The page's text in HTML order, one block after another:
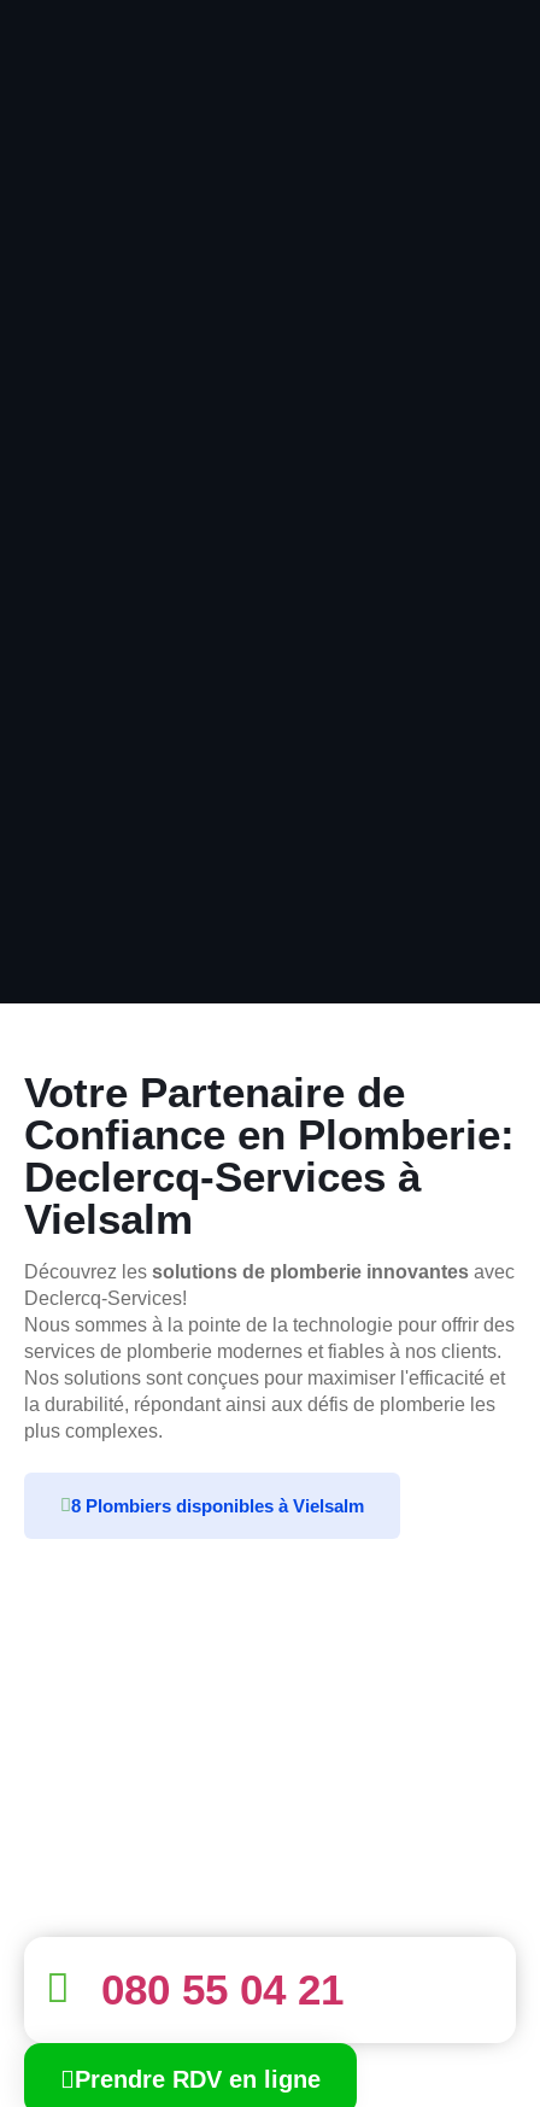
Votre Partenaire de
Confiance en Plomberie:
Declercq-Services à
Vielsalm
Découvrez les solutions de plomberie innovantes avec
Declercq-Services!
Nous sommes à la pointe de la technologie pour offrir des
services de plomberie modernes et fiables à nos clients.
Nos solutions sont conçues pour maximiser l'efficacité et
la durabilité, répondant ainsi aux défis de plomberie les
plus complexes.
8 Plombiers disponibles à Vielsalm
Prendre RDV en ligne
080 55 04 21